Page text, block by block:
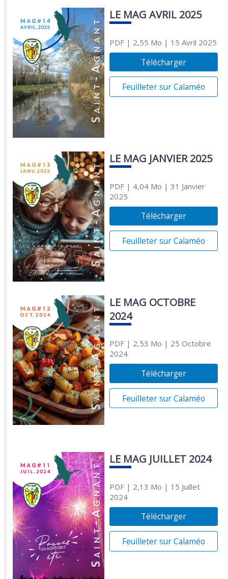
LE MAG AVRIL 2025
PDF| 2,55 Mo | 15 Avril 2025
Télécharger
Feuilleter sur Calaméo
LE MAG JANVIER 2025
PDF| 4,04 Mo | 31 Janvier
2025
Télécharger
Feuilleter sur Calaméo
LE MAG OCTOBRE
2024
PDF| 2,53 Mo | 25 Octobre
2024
Télécharger
Feuilleter sur Calaméo
LE MAG JUILLET 2024
PDF| 2,13 Mo | 15 Juillet
2024
Télécharger
Feuilleter sur Calaméo